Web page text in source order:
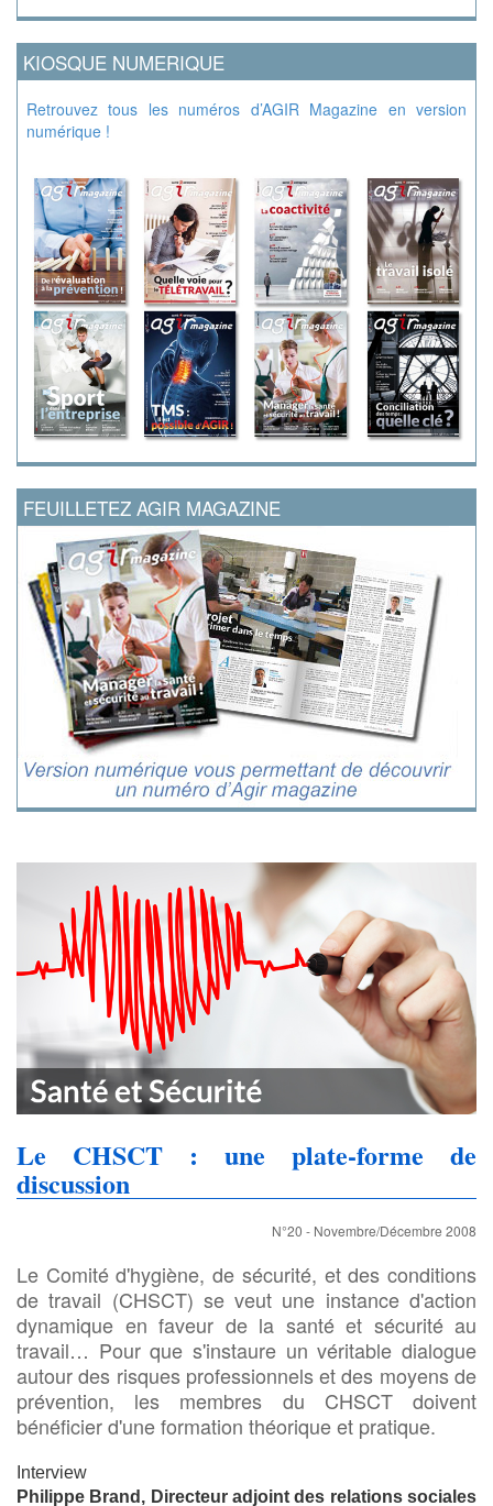
KIOSQUE NUMERIQUE
Retrouvez tous les numéros d’AGIR Magazine en version
numérique !
FEUILLETEZ AGIR MAGAZINE
Le CHSCT : une plate-forme de
discussion
N°20 - Novembre/Décembre 2008
Le Comité d'hygiène, de sécurité, et des conditions
de travail (CHSCT) se veut une instance d'action
dynamique en faveur de la santé et sécurité au
travail… Pour que s'instaure un véritable dialogue
autour des risques professionnels et des moyens de
prévention, les membres du CHSCT doivent
bénéficier d'une formation théorique et pratique.
Interview
Philippe Brand, Directeur adjoint des relations sociales